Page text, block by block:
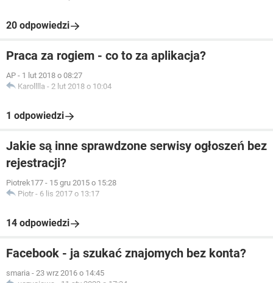
20 odpowiedzi
Praca za rogiem - co to za aplikacja?
AP - 1 lut 2018 o 08:27
Karolllla - 2 lut 2018 o 10:04
1 odpowiedzi
Jakie są inne sprawdzone serwisy ogłoszeń bez
rejestracji?
Piotrek177 - 15 gru 2015 o 15:28
Piotr - 6 lis 2017 o 13:17
14 odpowiedzi
Facebook - ja szukać znajomych bez konta?
smaria - 23 wrz 2016 o 14:45